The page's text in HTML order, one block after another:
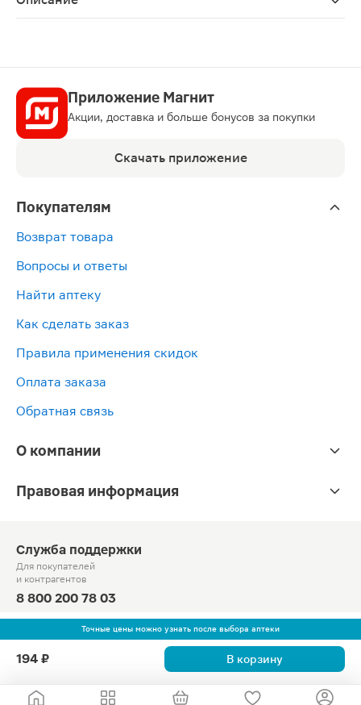
Точные цены можно узнать после выбора аптеки
194 ₽ В корзину
Приложение Магнит
Акции, доставка и больше бонусов за покупки
Скачать приложение
Покупателям
Возврат товара
Вопросы и ответы
Найти аптеку
Как сделать заказ
Правила применения скидок
Оплата заказа
Обратная связь
О компании
Правовая информация
Служба поддержки
Для покупателей
и контрагентов
8 800 200 78 03
Круглосуточно, звонок по России бесплатный
© Официальный сайт сети «Магнит».